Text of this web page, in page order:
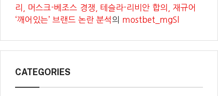
리, 머스크-베조스 경쟁, 테슬라-리비안 합의, 재규어
‘깨어있는’ 브랜드 논란 분석의 mostbet_mgSl
CATEGORIES